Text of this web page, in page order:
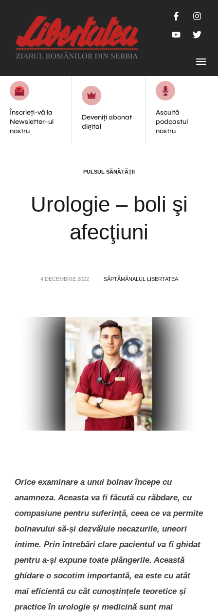
Înscrieți-vă la
Newsletter-ul
nostru
Deveniți abonat
digital
Ascultă
podcastul
nostru
PULSUL SĂNĂTĂŢII
Urologie – boli şi
afecţiuni
4 DECEMBRIE 2022 SĂPTĂMÂNALUL LIBERTATEA
Orice examinare a unui bolnav începe cu
anamneza. Aceasta va fi făcută cu răbdare, cu
compasiune pentru suferință, ceea ce va permite
bolnavului să-și dezvăluie necazurile, uneori
intime. Prin întrebări clare pacientul va fi ghidat
pentru a-și expune toate plângerile. Această
ghidare o socotim importantă, ea este cu atât
mai eficientă cu cât cunoștințele teoretice și
practice în urologie și medicină sunt mai